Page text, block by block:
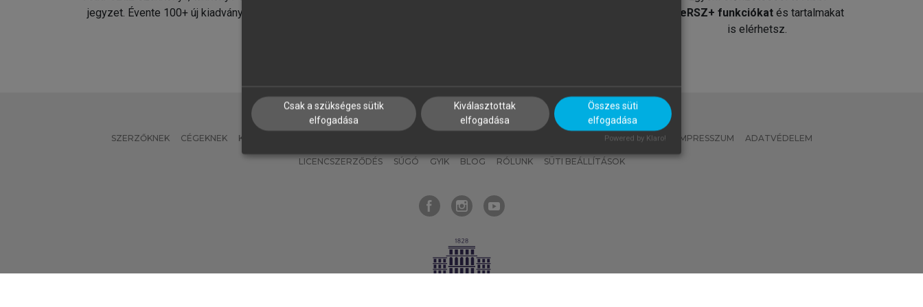
jegyzet. Évente 100+ új kiadvány.
MeRSZ+ funkciókat és tartalmakat
is elérhetsz.
SZERZŐKNEK CÉGEKNEK KÖNYVTÁROSOKNAK MI – ÁLTALÁNOS IRÁNYELVEK IMPRESSZUM ADATVÉDELEM
LICENCSZERZŐDÉS SÚGÓ GYIK BLOG RÓLUNK SÜTI BEÁLLÍTÁSOK
Csak a szükséges sütik
elfogadása
Kiválasztottak
elfogadása
Összes süti
elfogadása
Powered by Klaro!